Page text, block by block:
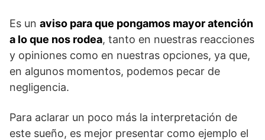
Es un aviso para que pongamos mayor atención
a lo que nos rodea, tanto en nuestras reacciones
y opiniones como en nuestras opciones, ya que,
en algunos momentos, podemos pecar de
negligencia.
Para aclarar un poco más la interpretación de
este sueño, es mejor presentar como ejemplo el